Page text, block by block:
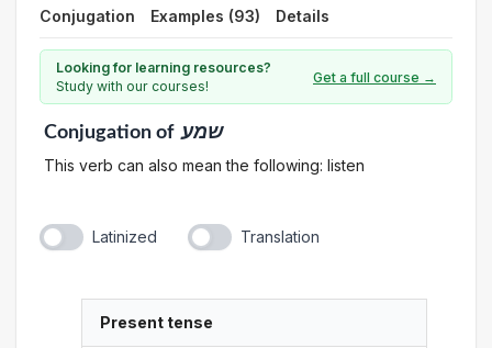
Conjugation Examples (93) Details
Looking for learning resources?
Study with our courses!
Get a full course →
Conjugationof שמע
This verb can also mean the following: listen
Latinized Translation
Present tense